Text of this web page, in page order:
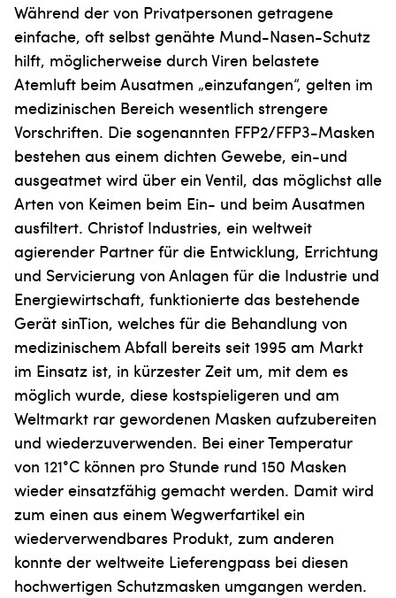
Während der von Privatpersonen getragene
einfache, oft selbst genähte Mund-Nasen-Schutz
hilft, möglicherweise durch Viren belastete
Atemluft beim Ausatmen „einzufangen“, gelten im
medizinischen Bereich wesentlich strengere
Vorschriften. Die sogenannten FFP2/FFP3-Masken
bestehen aus einem dichten Gewebe, ein-und
ausgeatmet wird über ein Ventil, das möglichst alle
Arten von Keimen beim Ein- und beim Ausatmen
ausfiltert. Christof Industries, ein weltweit
agierender Partner für die Entwicklung, Errichtung
und Servicierung von Anlagen für die Industrie und
Energiewirtschaft, funktionierte das bestehende
Gerät sinTion, welches für die Behand­lung von
medizinischem Abfall bereits seit 1995 am Markt
im Einsatz ist, in kürzester Zeit um, mit dem es
möglich wurde, diese kostspieligeren und am
Weltmarkt rar gewordenen Masken aufzubereiten
und wiederzuverwenden. Bei einer Temperatur
von 121°C können pro Stunde rund 150 Masken
wieder einsatzfähig gemacht werden. Damit wird
zum einen aus einem Wegwerfartikel ein
wiederver­wendbares Produkt, zum anderen
konnte der weltweite Liefereng­pass bei diesen
hochwertigen Schutzmasken umgangen werden.